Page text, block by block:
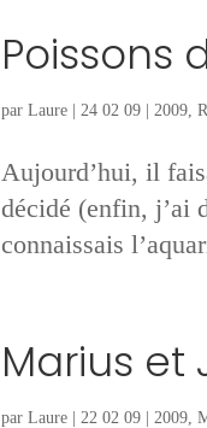
Poissons
par Laure| 24 02 09| 2009,
Aujourd’hui, il
décidé (enfin, j’ai
connaissais
Marius et
par Laure| 22 02 09| 2009,